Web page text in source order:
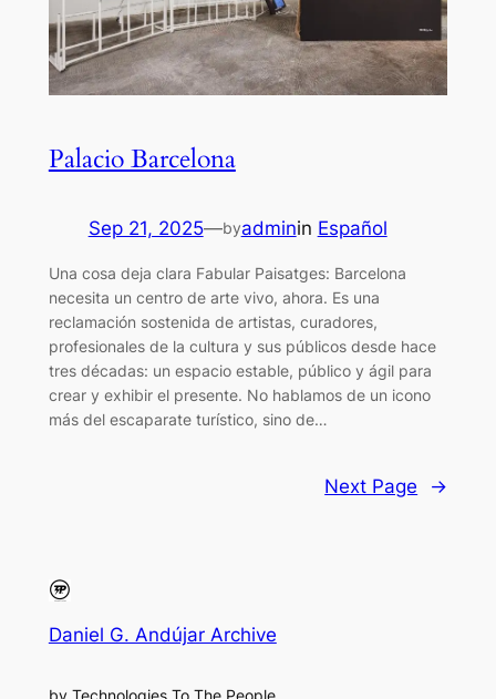
Palacio Barcelona
Sep 21, 2025—byadminin Español
Una cosa deja clara Fabular Paisatges: Barcelona
necesita un centro de arte vivo, ahora. Es una
reclamación sostenida de artistas, curadores,
profesionales de la cultura y sus públicos desde hace
tres décadas: un espacio estable, público y ágil para
crear y exhibir el presente. No hablamos de un icono
más del escaparate turístico, sino de…
Next Page →
Daniel G. Andújar Archive